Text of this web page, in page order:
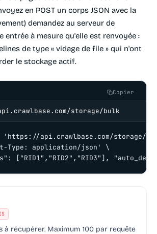
en POST un corps JSON avec la
demandez au serveur de
entrée à mesure qu'elle est renvoyée :
de type « vidage de file » qui n'ont
le stockage actif.
Copier
storage/bulk
'https://api.crawlbase.com/storage/
Type: application/json' \
["RID1","RID2","RID3"],
à récupérer. Maximum 100 par requête